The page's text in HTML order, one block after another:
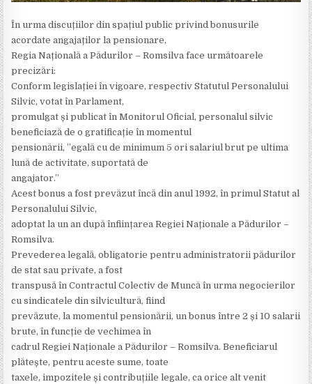
În urma discuțiilor din spațiul public privind bonusurile
acordate angajaților la pensionare,
Regia Națională a Pădurilor – Romsilva face următoarele
precizări:
Conform legislației în vigoare, respectiv Statutul Personalului
Silvic, votat în Parlament,
promulgat și publicat în Monitorul Oficial, personalul silvic
beneficiază de o gratificație în momentul
pensionării, ”egală cu de minimum 5 ori salariul brut pe ultima
lună de activitate, suportată de
angajator.”
Acest bonus a fost prevăzut încă din anul 1992, în primul Statut al
Personalului Silvic,
adoptat la un an după înființarea Regiei Naționale a Pădurilor –
Romsilva.
Prevederea legală, obligatorie pentru administratorii pădurilor
de stat sau private, a fost
transpusă în Contractul Colectiv de Muncă în urma negocierilor
cu sindicatele din silvicultură, fiind
prevăzute, la momentul pensionării, un bonus între 2 și 10 salarii
brute, în funcție de vechimea în
cadrul Regiei Naționale a Pădurilor – Romsilva. Beneficiarul
plătește, pentru aceste sume, toate
taxele, impozitele și contribuțiile legale, ca orice alt venit